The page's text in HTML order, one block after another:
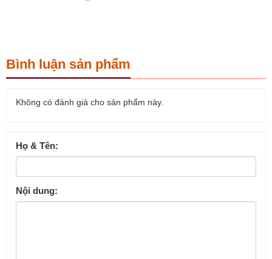
Bình luận sản phẩm
Không có đánh giá cho sản phẩm này.
Họ & Tên:
Nội dung: